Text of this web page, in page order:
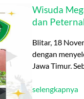
Wisuda
dan
Blitar, 18
dengan
Jawa Timur.
selengkapnya